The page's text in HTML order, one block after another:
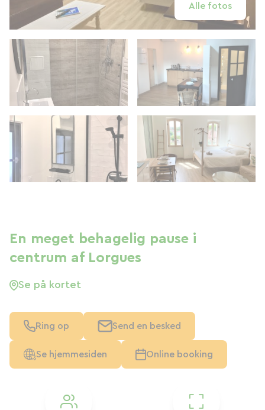
Alle fotos
En meget behagelig pause i
centrum af Lorgues
Se på kortet
Ring op Send en besked
Se hjemmesiden Online booking